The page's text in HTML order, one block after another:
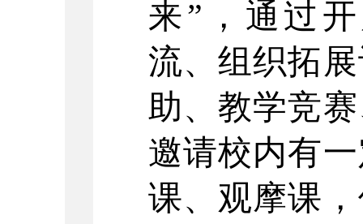
来”，通过
流、组织拓
助、教学竞
邀请校内有
课、观摩课